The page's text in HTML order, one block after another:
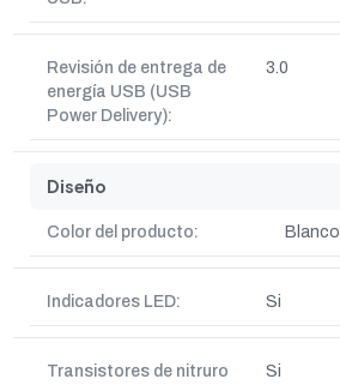
Revisión de entrega de
energía USB (USB
Power Delivery):
3.0
Diseño
Color del producto: Blanco
Indicadores LED: Si
Transistores de nitruro
Si